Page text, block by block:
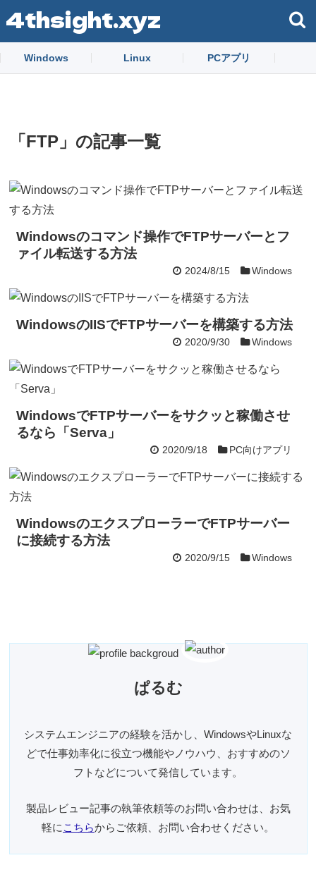
4thsight.xyz
Windows Linux PCアプリ
「 FTP」 の記事一覧
Windowsのコマンド操作でFTPサーバーとフ
ァイル転送する方法
2024/8/15 Windows
WindowsのIISでFTPサーバーを構築する方法
2020/9/30 Windows
WindowsでFTPサーバーをサクッと稼働させ
るなら「Serva」
2020/9/18 PC向けアプリ
WindowsのエクスプローラーでFTPサーバー
に接続する方法
2020/9/15 Windows
ぱるむ
システムエンジニアの経験を活かし、WindowsやLinuxな
どで仕事効率化に役立つ機能やノウハウ、おすすめのソ
フトなどについて発信しています。
製品レビュー記事の執筆依頼等のお問い合わせは、お気
軽に こちらからご依頼、お問い合わせください。